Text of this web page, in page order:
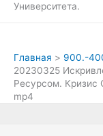
Университета.
Главная
900.-
20230325
Ресурсом. Кризис
mp4